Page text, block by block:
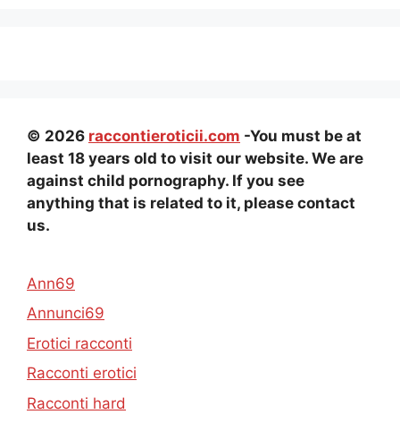
© 2026 raccontieroticii.com -You must be at
least 18 years old to visit our website. We are
against child pornography. If you see
anything that is related to it, please contact
us.
Ann69
Annunci69
Erotici racconti
Racconti erotici
Racconti hard